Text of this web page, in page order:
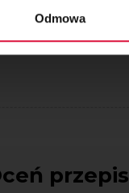
Odmowa